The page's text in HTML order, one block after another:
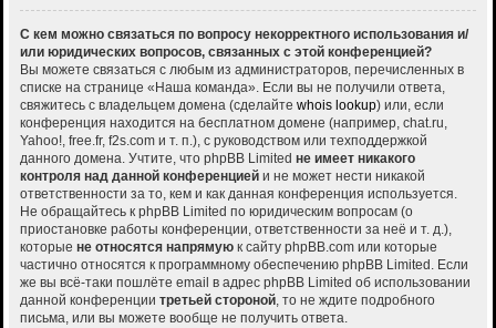
С кем можно связаться по вопросу некорректного использования и/
или юридических вопросов, связанных с этой конференцией?
Вы можете связаться с любым из администраторов, перечисленных в
списке на странице «Наша команда». Если вы не получили ответа,
свяжитесь с владельцем домена (сделайте whois lookup) или, если
конференция находится на бесплатном домене (например, chat.ru,
Yahoo!, free.fr, f2s.com и т. п.), с руководством или техподдержкой
данного домена. Учтите, что phpBB Limited не имеет никакого
контроля над данной конференцией и не может нести никакой
ответственности за то, кем и как данная конференция используется.
Не обращайтесь к phpBB Limited по юридическим вопросам (о
приостановке работы конференции, ответственности за неё и т. д.),
которые не относятся напрямую к сайту phpBB.com или которые
частично относятся к программному обеспечению phpBB Limited. Если
же вы всё-таки пошлёте email в адрес phpBB Limited об использовании
данной конференции третьей стороной, то не ждите подробного
письма, или вы можете вообще не получить ответа.